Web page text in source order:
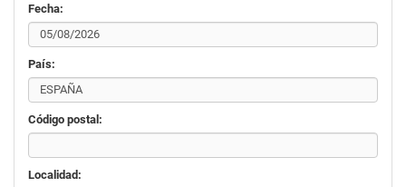
Fecha:
País:
Código postal:
Localidad: